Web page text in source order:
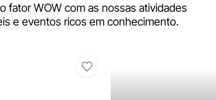
fator WOW com as nossas atividades
e eventos ricos em conhecimento.